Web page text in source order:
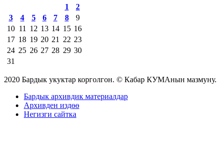
1
2
3
4 5 6 7 8
9
10 11 12 13 14 15 16
17 18 19 20 21 22 23
24 25 26 27 28 29 30
31
2020 Бардык укуктар корголгон. © Кабар КУМАнын мазмуну.
Бардык архивдик материалдар
Архивден издөө
Негизги сайтка